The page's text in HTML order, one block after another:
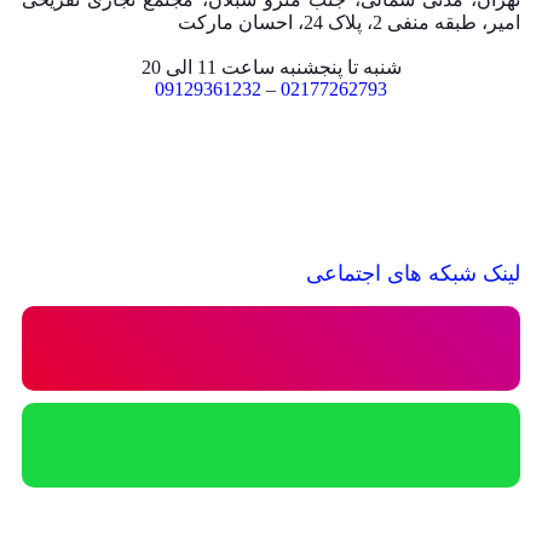
امیر، طبقه منفی 2، پلاک 24، احسان مارکت
شنبه تا پنجشنبه ساعت 11 الی 20
02177262793
–
09129361232
لینک شبکه های اجتماعی